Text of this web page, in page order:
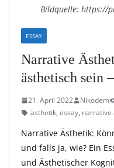
Bildquelle: https://
ESSAY
Narrative
ästhetisch sein
21. April 2022 Nikodem
ästhetik,essay, narrative
Narrative Ästhetik:
und falls ja, wie? Ein
und Ästhetischer